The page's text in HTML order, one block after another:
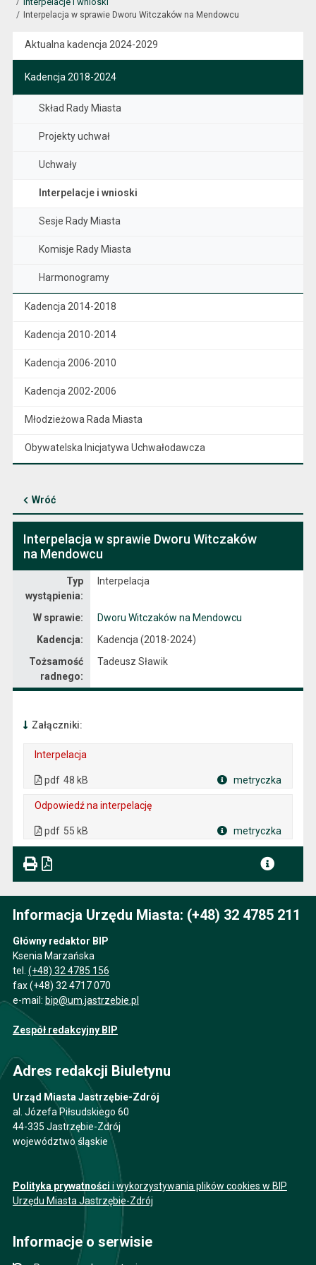
Interpelacja w sprawie Dworu Witczaków na Mendowcu
Aktualna kadencja 2024-2029
Kadencja 2018-2024
Skład Rady Miasta
Projekty uchwał
Uchwały
Interpelacje i wnioski
Sesje Rady Miasta
Komisje Rady Miasta
Harmonogramy
Kadencja 2014-2018
Kadencja 2010-2014
Kadencja 2006-2010
Kadencja 2002-2006
Młodzieżowa Rada Miasta
Obywatelska Inicjatywa Uchwałodawcza
Wróć
Interpelacja w sprawie Dworu Witczaków
na Mendowcu
Typ
wystąpienia:
Interpelacja
W sprawie:
Dworu Witczaków na Mendowcu
Kadencja:
Kadencja (2018-2024)
Tożsamość
radnego:
Tadeusz Sławik
Załączniki:
Interpelacja
pdf 48 kB metryczka
Odpowiedź na interpelację
pdf 55 kB metryczka
Informacja Urzędu Miasta: (+48) 32 4785 211
Główny redaktor BIP
Ksenia Marzańska
tel. (+48) 32 4785 156
fax (+48) 32 4717 070
e-mail: bip@um.jastrzebie.pl
Zespół redakcyjny BIP
Adres redakcji Biuletynu
Urząd Miasta Jastrzębie-Zdrój
al. Józefa Piłsudskiego 60
44-335 Jastrzębie-Zdrój
województwo śląskie
Polityka prywatności i wykorzystywania plików cookies w BIP
Urzędu Miasta Jastrzębie-Zdrój
Informacje o serwisie